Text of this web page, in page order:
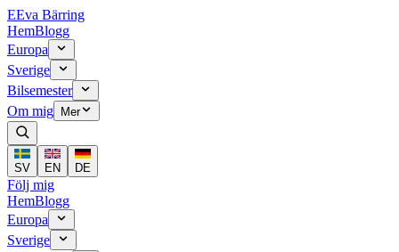
EEva Bärring
HemBlogg
Europa
Sverige
Bilsemester
Om mig
Mer
SV EN DE
Följ mig
HemBlogg
Europa
Sverige